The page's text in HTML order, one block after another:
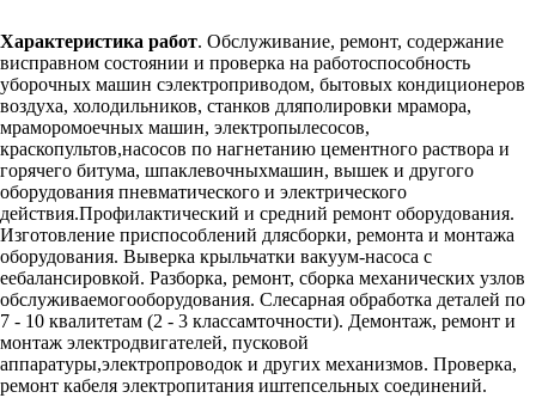
Характеристика работ. Обслуживание, ремонт, содержание
висправном состоянии и проверка на работоспособность
уборочных машин сэлектроприводом, бытовых кондиционеров
воздуха, холодильников, станков дляполировки мрамора,
мраморомоечных машин, электропылесосов,
краскопультов,насосов по нагнетанию цементного раствора и
горячего битума, шпаклевочныхмашин, вышек и другого
оборудования пневматического и электрического
действия.Профилактический и средний ремонт оборудования.
Изготовление приспособлений длясборки, ремонта и монтажа
оборудования. Выверка крыльчатки вакуум-насоса с
еебалансировкой. Разборка, ремонт, сборка механических узлов
обслуживаемогооборудования. Слесарная обработка деталей по
7 - 10 квалитетам (2 - 3 классамточности). Демонтаж, ремонт и
монтаж электродвигателей, пусковой
аппаратуры,электропроводок и других механизмов. Проверка,
ремонт кабеля электропитания иштепсельных соединений.